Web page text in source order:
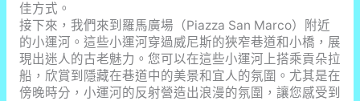
佳方式。
接下來，我們來到羅馬廣場（Piazza San Marco）附近
的小運河。這些小運河穿過威尼斯的狹窄巷道和小橋，展
現出迷人的古老魅力。您可以在這些小運河上搭乘貢朵拉
船，欣賞到隱藏在巷道中的美景和宜人的氛圍。尤其是在
傍晚時分，小運河的反射營造出浪漫的氛圍，讓您感受到